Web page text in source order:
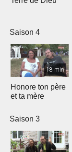
Saison 4
18 min
Honore ton père
et ta mère
Saison 3